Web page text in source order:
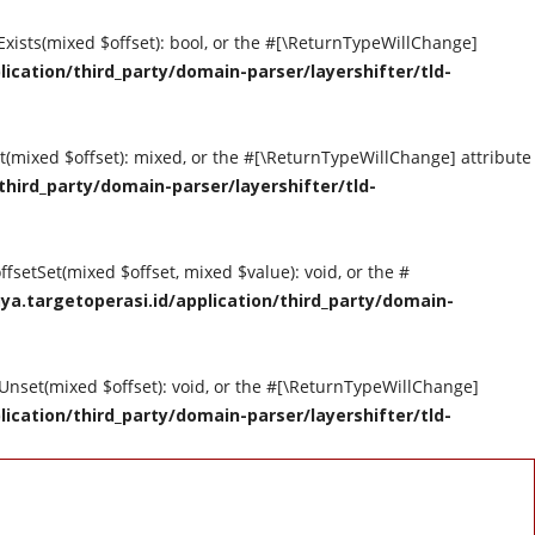
$offset): bool, or the #[\ReturnTypeWillChange]
third_party/domain-parser/layershifter/tld-
$offset): mixed, or the #[\ReturnTypeWillChange] attribute
domain-parser/layershifter/tld-
$offset, mixed $value): void, or the #
application/third_party/domain-
$offset): void, or the #[\ReturnTypeWillChange]
third_party/domain-parser/layershifter/tld-